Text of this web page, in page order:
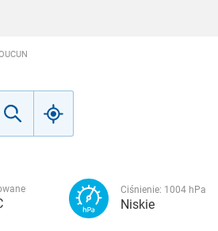
Ciśnienie: 1004 hPa
Niskie